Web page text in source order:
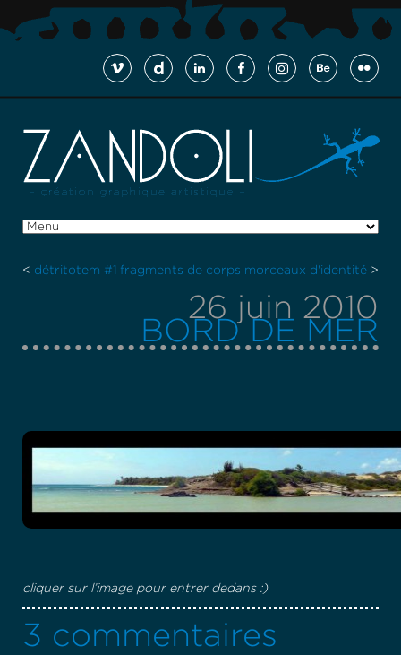
< détritotem #1 fragments de corps morceaux d'identité >
26 juin 2010
BORD DE MER
cliquer sur l’image pour entrer dedans :)
3 commentaires